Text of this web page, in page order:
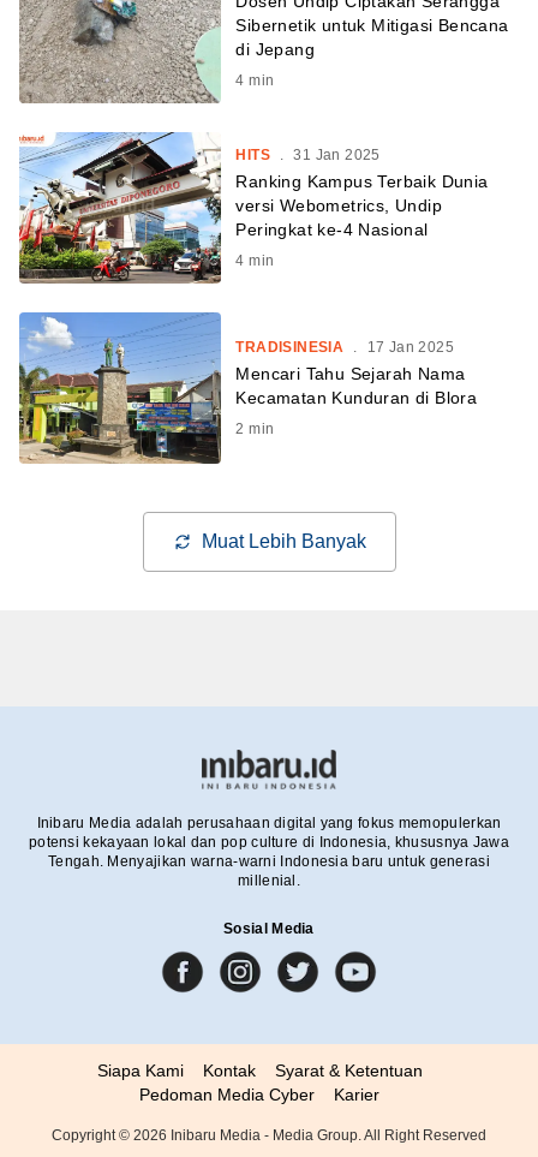
Sibernetik untuk Mitigasi Bencana
di Jepang
4 min
HITS . 31 Jan 2025
Ranking Kampus Terbaik Dunia
versi Webometrics, Undip
Peringkat ke-4 Nasional
4 min
TRADISINESIA . 17 Jan 2025
Mencari Tahu Sejarah Nama
Kecamatan Kunduran di Blora
2 min
Muat Lebih Banyak
Inibaru Media adalah perusahaan digital yang fokus memopulerkan
potensi kekayaan lokal dan pop culture di Indonesia, khususnya Jawa
Tengah. Menyajikan warna-warni Indonesia baru untuk generasi
millenial.
Sosial Media
Siapa Kami Kontak
Syarat & Ketentuan
Pedoman Media Cyber
Karier
Copyright © 2026 Inibaru Media - Media Group. All Right Reserved